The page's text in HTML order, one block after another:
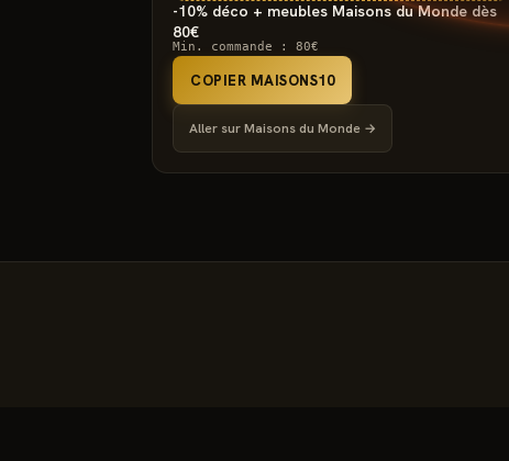
-10% déco + meubles Maisons du Monde dès
80€
Min. commande : 80€
COPIER MAISONS10
Aller surMaisons du Monde →